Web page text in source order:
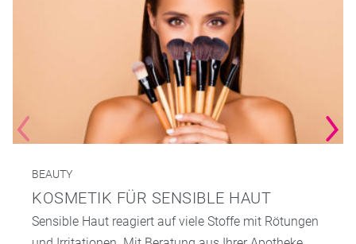
BEAUTY
KOSMETIK FÜR SENSIBLE HAUT
Sensible Haut reagiert auf viele Stoffe mit Rötungen